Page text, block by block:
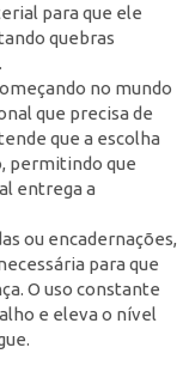
para que ele
quebras
no mundo
que precisa de
que a escolha
permitindo que
entrega a
ou encadernações,
para que
O uso constante
e eleva o nível